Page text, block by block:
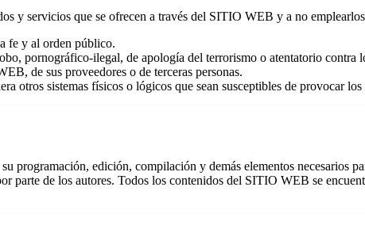
y servicios que se ofrecen a través del SITIO WEB y a no
fe y al orden público.
pornográfico-ilegal, de apología del terrorismo o atentatorio contra
de sus proveedores o de terceras personas.
otros sistemas físicos o lógicos que sean susceptibles de provocar
edición, compilación y demás elementos necesarios
parte de los autores. Todos los contenidos del SITIO WEB se